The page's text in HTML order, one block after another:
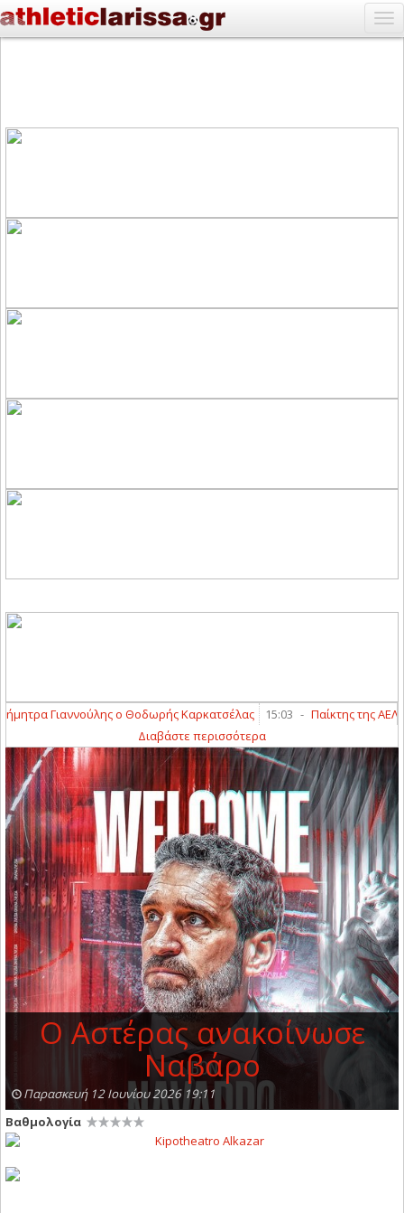
Γιαννούλης ο Θοδωρής Καρκατσέλας 15:03 - Παίκτης της ΑΕΛ
Διαβάστε περισσότερα
Ο Αστέρας ανακοίνωσε
Ναβάρο
Παρασκευή 12 Ιουνίου 2026 19:11
Βαθμολογία